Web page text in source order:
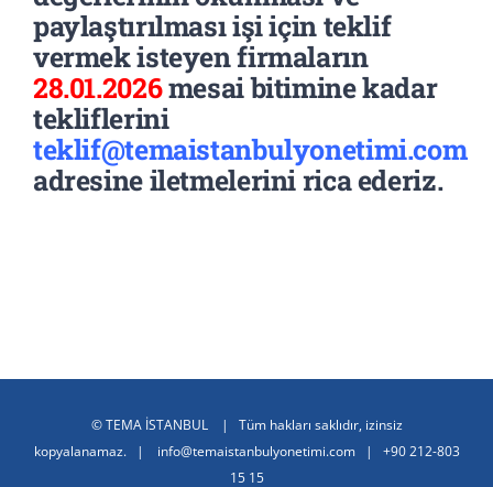
paylaştırılması işi için teklif
vermek isteyen firmaların
28.01.2026mesai bitimine kadar
tekliflerini
teklif@temaistanbulyonetimi.com
adresine iletmelerini rica ederiz.
©TEMA İSTANBUL
| Tüm hakları saklıdır, izinsiz
kopyalanamaz. | info@temaistanbulyonetimi.com| +90 212-803
15 15